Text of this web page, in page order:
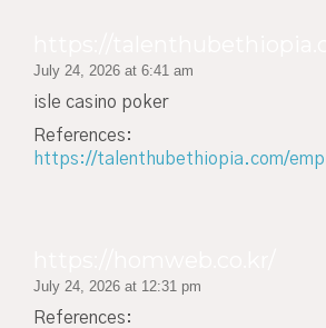
July 24, 2026 at 6:41 am
isle casino poker
References:
https://talenthubethiopia.com/
July 24, 2026 at 12:31 pm
References: